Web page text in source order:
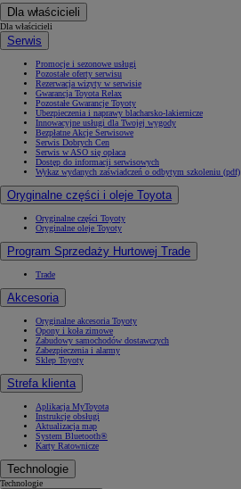
Dla właścicieli
Dla właścicieli
Serwis
Promocje i sezonowe usługi
Pozostałe oferty serwisu
Rezerwacja wizyty w serwisie
Gwarancja Toyota Relax
Pozostałe Gwarancje Toyoty
Ubezpieczenia i naprawy blacharsko-lakiernicze
Innowacyjne usługi dla Twojej wygody
Bezpłatne Akcje Serwisowe
Serwis Dobrych Cen
Serwis w ASO się opłaca
Dostęp do informacji serwisowych
Wykaz wydanych zaświadczeń o odbytym szkoleniu (pdf)
Oryginalne części i oleje Toyota
Oryginalne części Toyoty
Oryginalne oleje Toyoty
Program Sprzedaży Hurtowej Trade
Trade
Akcesoria
Oryginalne akcesoria Toyoty
Opony i koła zimowe
Zabudowy samochodów dostawczych
Zabezpieczenia i alarmy
Sklep Toyoty
Strefa klienta
Aplikacja MyToyota
Instrukcje obsługi
Aktualizacja map
System Bluetooth®
Karty Ratownicze
Technologie
Technologie